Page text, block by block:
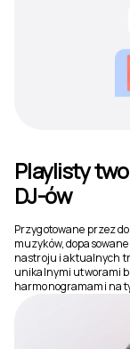
Playlisty
DJ-ów
Przygotowane przez
muzyków,
nastroju i aktualnych
unikalnymi utworami
harmonogramami na